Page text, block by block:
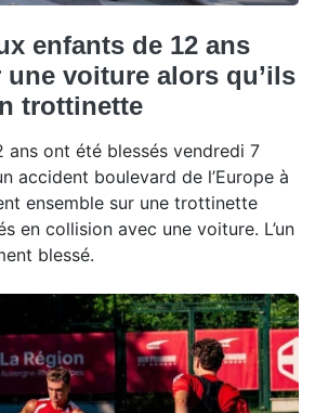
enfants de 12 ans
une voiture alors qu’ils
trottinette
ans ont été blessés vendredi 7
accident boulevard de l’Europe à
ensemble sur une trottinette
en collision avec une voiture. L’un
blessé.